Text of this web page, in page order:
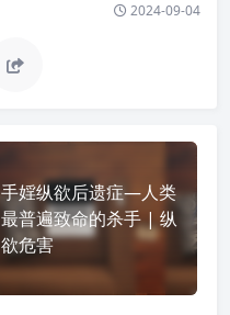
2024-09-04
手婬纵欲后遗症—人类
最普遍致命的杀手 | 纵
欲危害